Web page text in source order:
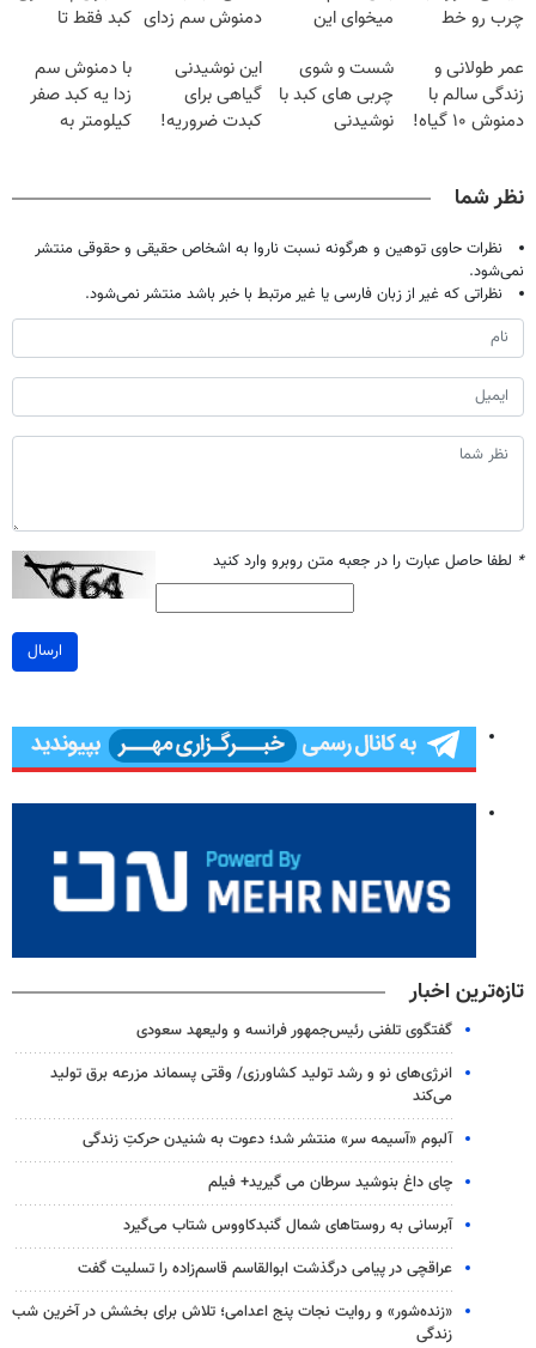
چرب رو خط
میخوای این
تخفیف بخر
دمنوش سم زدای کبد فقط تا
عمر طولانی و
زندگی سالم با
دمنوش ۱۰ گیاه!
شست و شوی
چربی های کبد با
نوشیدنی
این نوشیدنی
گیاهی برای
کبدت ضروریه!
با دمنوش سم
زدا یه کبد صفر
کیلومتر به
نظر شما
نظرات حاوی توهین و هرگونه نسبت ناروا به اشخاص حقیقی و حقوقی منتشر
نمی‌شود.
نظراتی که غیر از زبان فارسی یا غیر مرتبط با خبر باشد منتشر نمی‌شود.
* لطفا حاصل عبارت را در جعبه متن روبرو وارد کنید
ارسال
تازه‌ترین اخبار
گفتگوی تلفنی رئیس‌جمهور فرانسه و ولیعهد سعودی
انرژی‌های نو و رشد تولید کشاورزی/ وقتی پسماند مزرعه‌ برق تولید
می‌کند
آلبوم «آسیمه سر» منتشر شد؛ دعوت به شنیدن حرکتِ زندگی
چای داغ بنوشید سرطان می گیرید+ فیلم
آبرسانی به روستاهای شمال گنبدکاووس شتاب می‌گیرد
عراقچی در پیامی درگذشت ابوالقاسم قاسم‌زاده را تسلیت گفت
«زنده‌شور» و روایت نجات پنج اعدامی؛ تلاش برای بخشش در آخرین شب
زندگی